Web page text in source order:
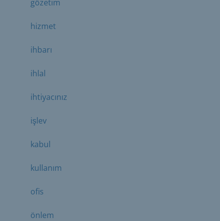
gözetim
hizmet
ihbarı
ihlal
ihtiyacınız
işlev
kabul
kullanım
ofis
önlem